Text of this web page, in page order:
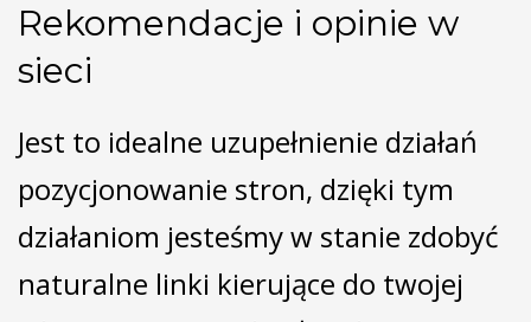
Rekomendacje i opinie w
sieci
Jest to idealne uzupełnienie działań
pozycjonowanie stron, dzięki tym
działaniom jesteśmy w stanie zdobyć
naturalne linki kierujące do twojej